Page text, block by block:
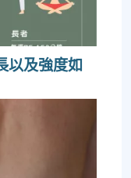
以及強度如